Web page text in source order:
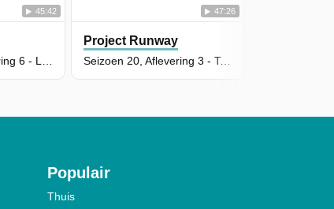
45:42 47:26
Project Runway
Seizoen 20, Aflevering 3 - Toying with Fashion
Populair
Thuis